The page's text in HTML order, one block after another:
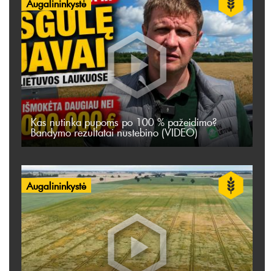
Augalininkystė
Kas nutinka pupoms po 100 % pažeidimo?
Bandymo rezultatai nustebino (VIDEO)
Augalininkystė